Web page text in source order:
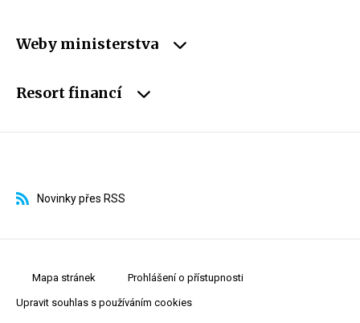
Weby ministerstva
Resort financí
Novinky přes RSS
Mapa stránek Prohlášení o přístupnosti
Upravit souhlas s používáním cookies